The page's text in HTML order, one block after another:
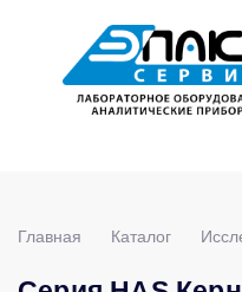
Главная Каталог